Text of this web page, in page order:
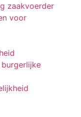
zaakvoerder
voor